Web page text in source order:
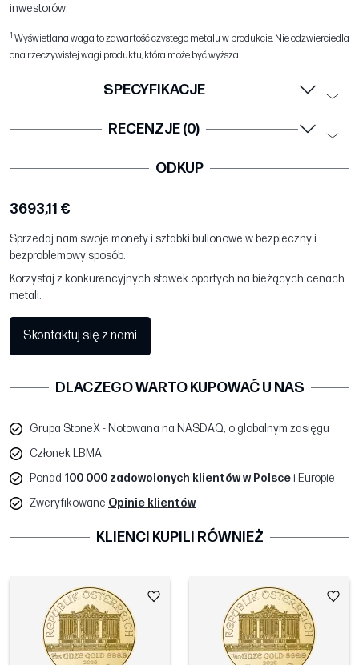
inwestorów.
1 Wyświetlana waga to zawartość czystego metalu w produkcie. Nie odzwierciedla
ona rzeczywistej wagi produktu, która może być wyższa.
SPECYFIKACJE
RECENZJE (0)
ODKUP
3693,11 €
Sprzedaj nam swoje monety i sztabki bulionowe w bezpieczny i
bezproblemowy sposób.
Korzystaj z konkurencyjnych stawek opartych na bieżących cenach
metali.
Skontaktuj się z nami
DLACZEGO WARTO KUPOWAĆ U NAS
Grupa StoneX - Notowana na NASDAQ, o globalnym zasięgu
Członek LBMA
Ponad 100 000 zadowolonych klientów w Polscei Europie
Zweryfikowane Opinie klientów
KLIENCI KUPILI RÓWNIEŻ